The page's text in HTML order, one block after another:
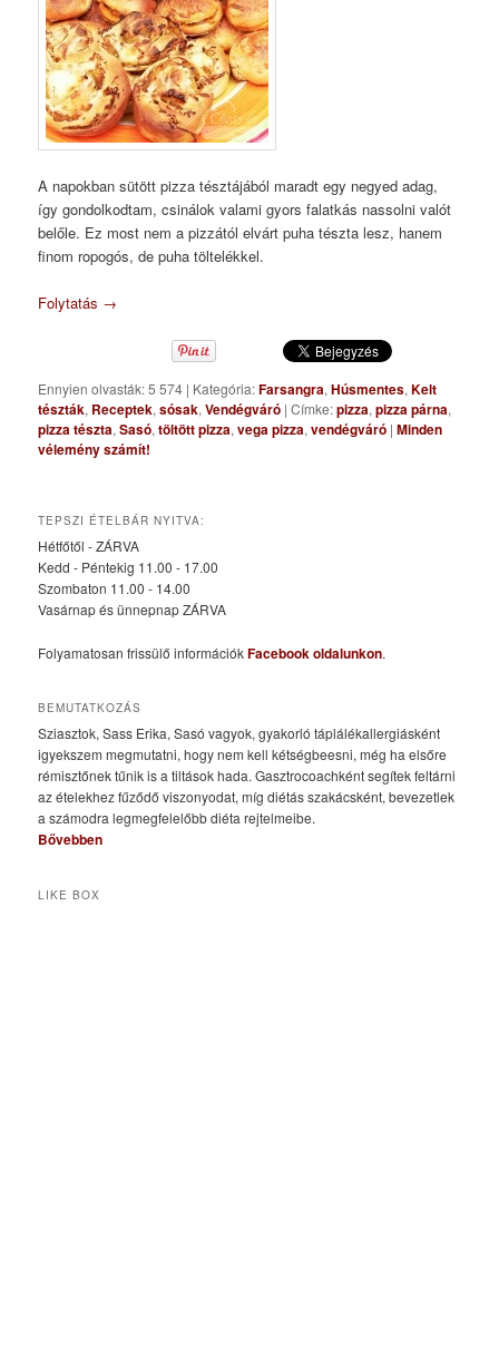
A napokban sütött pizza tésztájából maradt egy negyed adag,
így gondolkodtam, csinálok valami gyors falatkás nassolni valót
belőle. Ez most nem a pizzától elvárt puha tészta lesz, hanem
finom ropogós, de puha töltelékkel.
Folytatás →
Ennyien olvasták: 5 574 | Kategória:Farsangra,Húsmentes,Kelt
tészták, Receptek,sósak,Vendégváró |Címke:pizza,pizza párna,
pizza tészta,Sasó,töltött pizza,vega pizza,vendégváró |Minden
vélemény számít!
TEPSZI ÉTELBÁR NYITVA:
Hétfőtől - ZÁRVA
Kedd - Péntekig 11.00 - 17.00
Szombaton 11.00 - 14.00
Vasárnap és ünnepnap ZÁRVA
Folyamatosan frissülő információkFacebook oldalunkon.
BEMUTATKOZÁS
Sziasztok, Sass Erika, Sasó vagyok, gyakorló táplálékallergiásként
igyekszem megmutatni, hogy nem kell kétségbeesni, még ha elsőre
rémisztőnek tűnik is a tiltások hada. Gasztrocoachként segítek feltárni
az ételekhez fűződő viszonyodat, míg diétás szakácsként, bevezetlek
a számodra legmegfelelőbb diéta rejtelmeibe.
Bővebben
LIKE BOX